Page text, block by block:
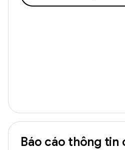
Báo cáo thông tin